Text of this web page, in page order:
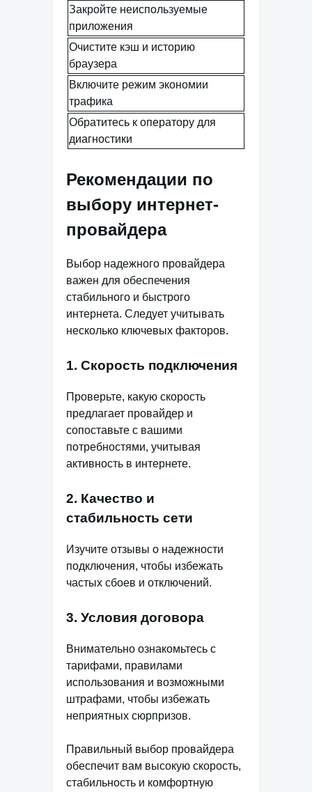
Закройте неиспользуемые
приложения
Очистите кэш и историю
браузера
Включите режим экономии
трафика
Обратитесь к оператору для
диагностики
Рекомендации по
выбору интернет-
провайдера
Выбор надежного провайдера
важен для обеспечения
стабильного и быстрого
интернета. Следует учитывать
несколько ключевых факторов.
1. Скорость подключения
Проверьте, какую скорость
предлагает провайдер и
сопоставьте с вашими
потребностями, учитывая
активность в интернете.
2. Качество и
стабильность сети
Изучите отзывы о надежности
подключения, чтобы избежать
частых сбоев и отключений.
3. Условия договора
Внимательно ознакомьтесь с
тарифами, правилами
использования и возможными
штрафами, чтобы избежать
неприятных сюрпризов.
Правильный выбор провайдера
обеспечит вам высокую скорость,
стабильность и комфортную